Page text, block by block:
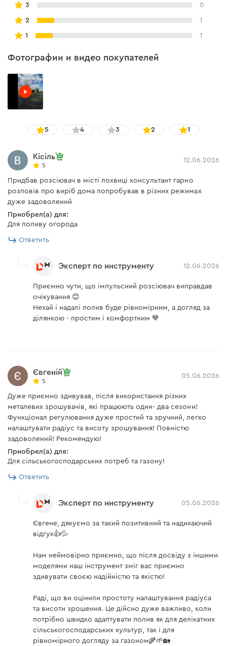
типе грунта.
• Модель R13 легко устанавливается и настраивается.
полива.
3 0
2 1
1 1
Фотографии и видео покупателей
5 4 3 2 1
Кісіль
5
12.06.2026
Придбав розсіювач в місті лохвиці консультант гарно
розповів про виріб дома попробував в різних режимах
дуже задоволений
Приобрел(а) для:
Для поливу огорода
Ответить
Эксперт по инструменту 12.06.2026
Приємно чути, що імпульсний розсіювач виправдав
очікування 😊
Нехай і надалі полив буде рівномірним, а догляд за
ділянкою - простим і комфортним 💙
Євгеній
5
05.06.2026
Дуже приємно здивував, після використання різних
металевих зрошувачів, які працюють один- два сезони!
Функціонал регулювання дуже простий та зручний, легко
налаштувати радіус та висоту зрошування! Повністю
задоволений! Рекомендую!
Приобрел(а) для:
Для сільськогосподарських потреб та газону!
Ответить
Эксперт по инструменту 05.06.2026
Євгене, дякуємо за такий позитивний та надихаючий
відгук👍💦
Нам неймовірно приємно, що після досвіду з іншими
моделями наш інструмент зміг вас приємно
здивувати своєю надійністю та якістю!
Раді, що ви оцінили простоту налаштування радіуса
та висоти зрошення. Це дійсно дуже важливо, коли
потрібно швидко адаптувати полив як для делікатних
сільськогосподарських культур, так і для
рівномірного догляду за газоном🌾🌱🏡